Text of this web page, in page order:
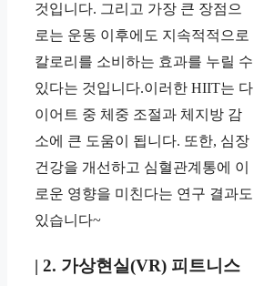
것입니다. 그리고 가장 큰 장점으
로는 운동 이후에도 지속적적으로
칼로리를 소비하는 효과를 누릴 수
있다는 것입니다.이러한 HIIT는 다
이어트 중 체중 조절과 체지방 감
소에 큰 도움이 됩니다. 또한, 심장
건강을 개선하고 심혈관계통에 이
로운 영향을 미친다는 연구 결과도
있습니다~
| 2. 가상현실(VR) 피트니스